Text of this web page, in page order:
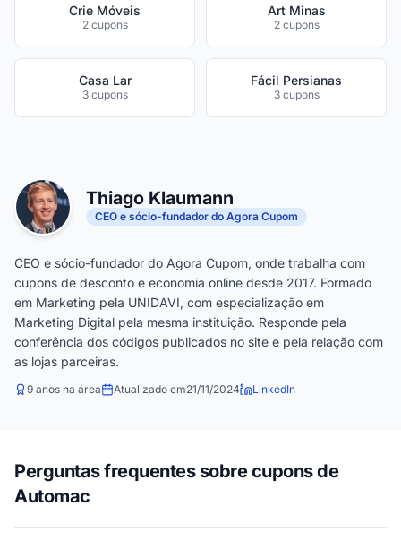
Crie Móveis
2 cupons
Art Minas
2 cupons
Casa Lar
3 cupons
Fácil Persianas
3 cupons
Thiago Klaumann
CEO e sócio-fundador do Agora Cupom
CEO e sócio-fundador do Agora Cupom, onde trabalha com
cupons de desconto e economia online desde 2017. Formado
em Marketing pela UNIDAVI, com especialização em
Marketing Digital pela mesma instituição. Responde pela
conferência dos códigos publicados no site e pela relação com
as lojas parceiras.
9 anos na área Atualizado em21/11/2024 LinkedIn
Perguntas frequentes sobre cupons de
Automac